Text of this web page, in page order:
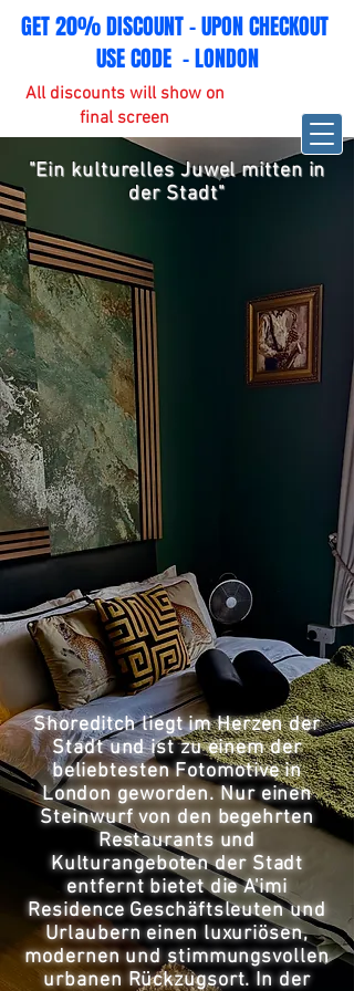
GET 20% DISCOUNT - UPON CHECKOUT
USE CODE - LONDON
All discounts will show on
final screen
"Ein kulturelles Juwel mitten in
der Stadt"
Shoreditch liegt im Herzen der
Stadt und ist zu einem der
beliebtesten Fotomotive in
London geworden. Nur einen
Steinwurf von den begehrten
Restaurants und
Kulturangeboten der Stadt
entfernt bietet die A'imi
Residence Geschäftsleuten und
Urlaubern einen luxuriösen,
modernen und stimmungsvollen
urbanen Rückzugsort. In der